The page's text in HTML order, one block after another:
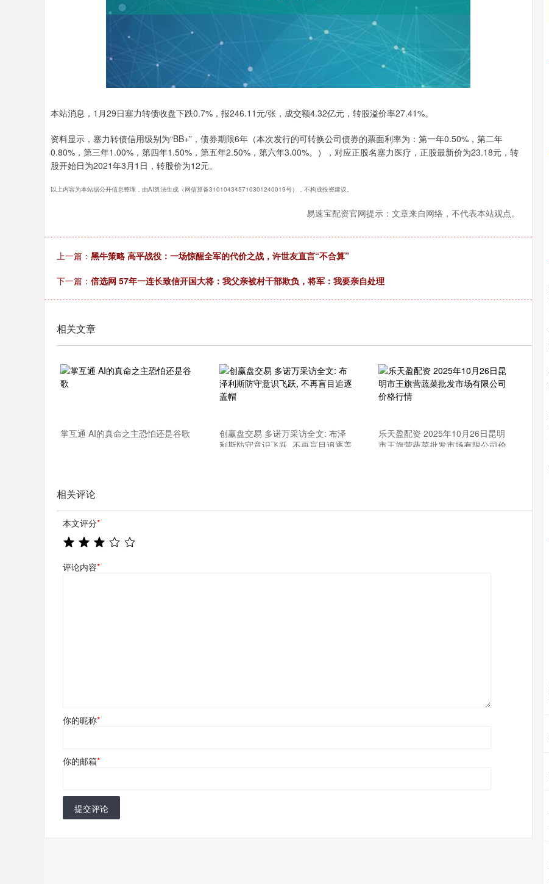
本站消息，1月29日塞力转债收盘下跌0.7%，报246.11元/张，成交额4.32亿元，转股溢价率27.41%。
资料显示，塞力转债信用级别为“BB+”，债券期限6年（本次发行的可转换公司债券的票面利率为：第一年0.50%，第二年
0.80%，第三年1.00%，第四年1.50%，第五年2.50%，第六年3.00%。），对应正股名塞力医疗，正股最新价为23.18元，转
股开始日为2021年3月1日，转股价为12元。
以上内容为本站据公开信息整理，由AI算法生成（网信算备310104345710301240019号），不构成投资建议。
易速宝配资官网提示：文章来自网络，不代表本站观点。
上一篇： 黑牛策略 高平战役：一场惊醒全军的代价之战，许世友直言“不合算”
下一篇： 倍选网 57年一连长致信开国大将：我父亲被村干部欺负，将军：我要亲自处理
相关文章
掌互通 AI的真命之主恐怕还是谷歌
创赢盘交易 多诺万采访全文: 布泽
利斯防守意识飞跃, 不再盲目追逐盖
乐天盈配资 2025年10月26日昆明
市王旗营蔬菜批发市场有限公司价
相关评论
本文评分*
评论内容*
你的昵称*
你的邮箱*
提交评论
深证成指 14380.57 沪深300 4702.43